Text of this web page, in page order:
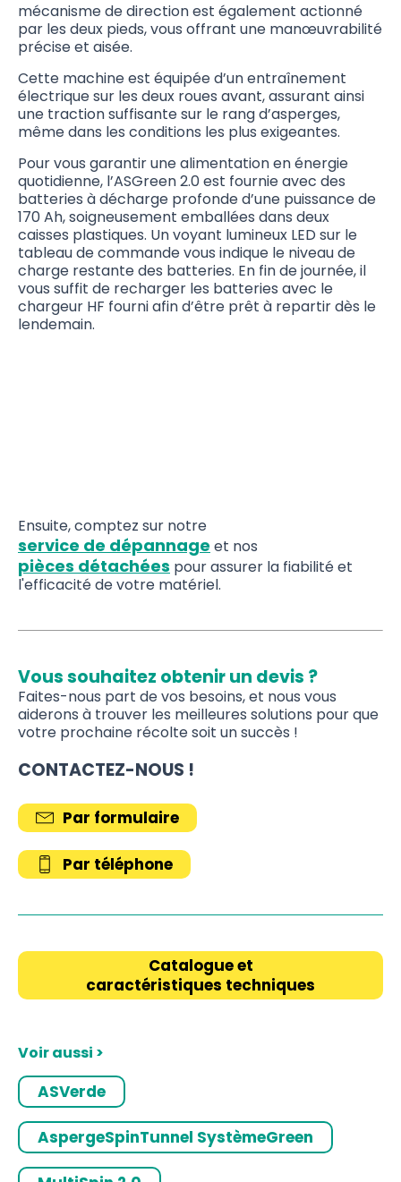
Catalogue et
caractéristiques techniques
mécanisme de direction est également actionné
par les deux pieds, vous offrant une manœuvrabilité
précise et aisée.
Cette machine est équipée d’un entraînement
électrique sur les deux roues avant, assurant ainsi
une traction suffisante sur le rang d’asperges,
même dans les conditions les plus exigeantes.
Pour vous garantir une alimentation en énergie
quotidienne, l’ASGreen 2.0 est fournie avec des
batteries à décharge profonde d’une puissance de
170 Ah, soigneusement emballées dans deux
caisses plastiques. Un voyant lumineux LED sur le
tableau de commande vous indique le niveau de
charge restante des batteries. En fin de journée, il
vous suffit de recharger les batteries avec le
chargeur HF fourni afin d’être prêt à repartir dès le
lendemain.
Ensuite, comptez sur notre
service de dépannage et nos
pièces détachées pour assurer la fiabilité et
l'efficacité de votre matériel.
Vous souhaitez obtenir un devis ?
Faites-nous part de vos besoins, et nous vous
aiderons à trouver les meilleures solutions pour que
votre prochaine récolte soit un succès !
CONTACTEZ-NOUS !
Par formulaire
Par téléphone
Voir aussi >
ASVerde
AspergeSpinTunnel SystèmeGreen